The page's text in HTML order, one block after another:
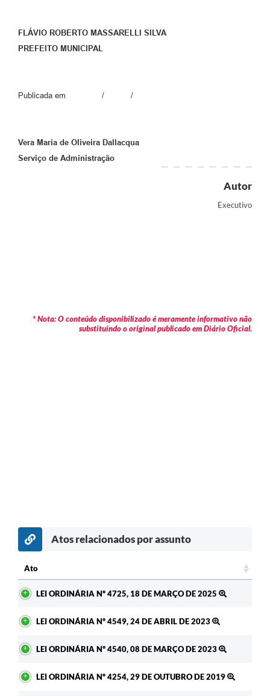
FLÁVIO ROBERTO MASSARELLI SILVA
PREFEITO MUNICIPAL
Publicada em / /
Vera Maria de Oliveira Dallacqua
Serviço de Administração
Autor
Executivo
* Nota: O conteúdo disponibilizado é meramente informativo não
substituindo o original publicado em Diário Oficial.
Atos relacionados por assunto
Ato
LEI ORDINÁRIA Nº 4725, 18 DE MARÇO DE 2025
LEI ORDINÁRIA Nº 4549, 24 DE ABRIL DE 2023
LEI ORDINÁRIA Nº 4540, 08 DE MARÇO DE 2023
LEI ORDINÁRIA Nº 4254, 29 DE OUTUBRO DE 2019